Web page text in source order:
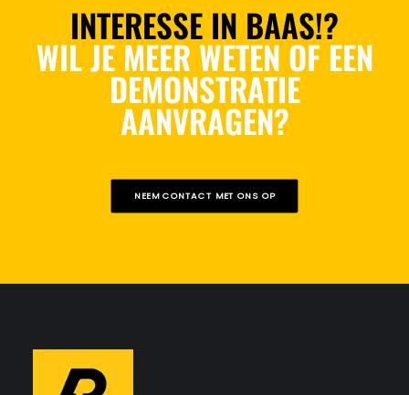
INTERESSE IN BAAS!?
WIL JE MEER WETEN OF EEN
DEMONSTRATIE
AANVRAGEN?
NEEM CONTACT MET ONS OP